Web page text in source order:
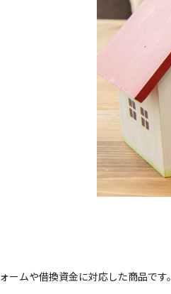
ームや借換資金に対応した商品です。